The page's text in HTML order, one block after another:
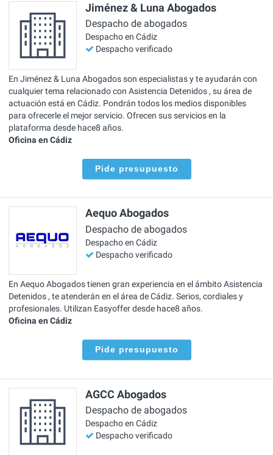
Jiménez & Luna Abogados
Despacho de abogados
Despacho en Cádiz
Despacho verificado
En Jiménez & Luna Abogados son especialistas y te ayudarán con
cualquier tema relacionado con Asistencia Detenidos , su área de
actuación está en Cádiz. Pondrán todos los medios disponibles
para ofrecerle el mejor servicio. Ofrecen sus servicios en la
plataforma desde hace8 años.
Oficina en Cádiz
Pide presupuesto
Aequo Abogados
Despacho de abogados
Despacho en Cádiz
Despacho verificado
En Aequo Abogados tienen gran experiencia en el ámbito Asistencia
Detenidos , te atenderán en el área de Cádiz. Serios, cordiales y
profesionales. Utilizan Easyoffer desde hace8 años.
Oficina en Cádiz
Pide presupuesto
AGCC Abogados
Despacho de abogados
Despacho en Cádiz
Despacho verificado